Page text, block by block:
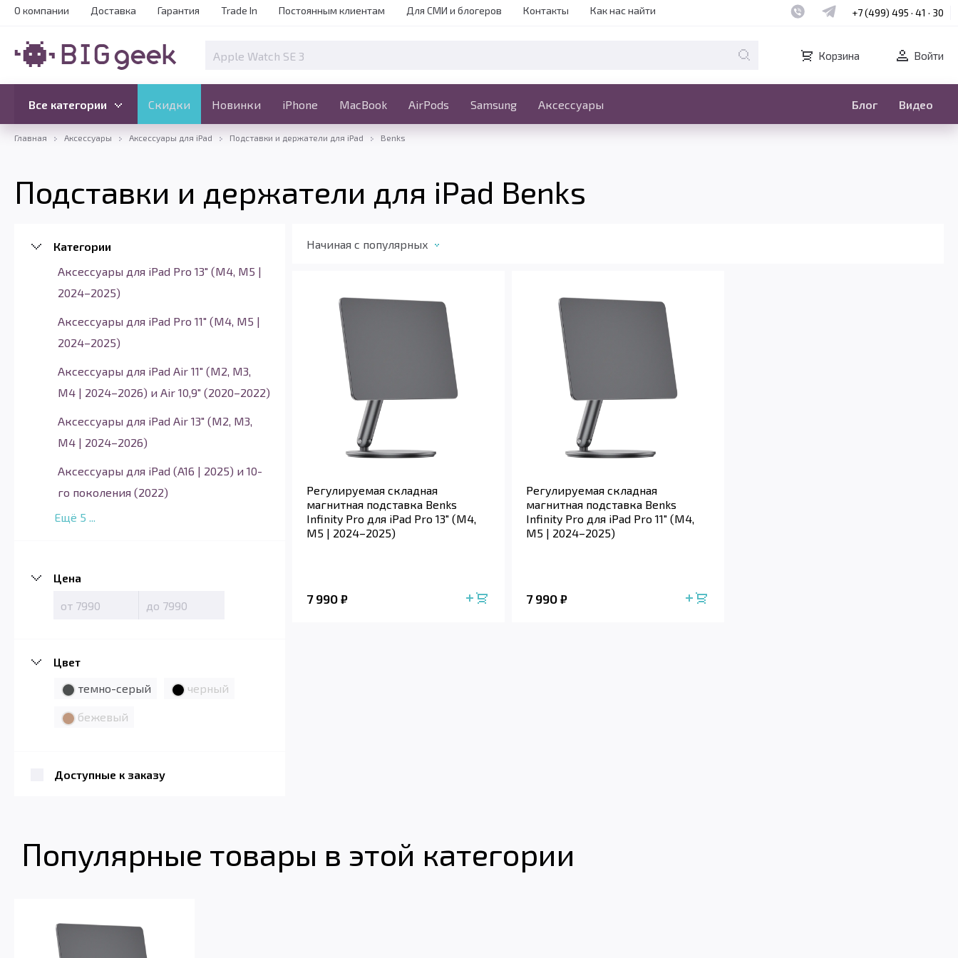
О компании Доставка Гарантия Trade In Постоянным клиентам Для СМИ и блогеров Контакты Как нас найти Наш whatsapp
Наш telegram
+7 (499) 495 · 41 · 30
Корзина Войти
Все категории Скидки Новинки iPhone MacBook AirPods Samsung Аксессуары Блог Видео
Скидки Новинки iPhone MacBook
Все категории Ещё
Главная Аксессуары Аксессуары для iPad Подставки и держатели для iPad Benks
Подставки и держатели для iPad Benks
Категории
Аксессуары для iPad Pro 13" (M4, M5 |
2024–2025)
Аксессуары для iPad Pro 11" (M4, M5 |
2024–2025)
Аксессуары для iPad Air 11" (M2, M3,
M4 | 2024–2026) и Air 10,9" (2020–2022)
Аксессуары для iPad Air 13" (M2, M3,
M4 | 2024–2026)
Аксессуары для iPad (A16 | 2025) и 10-
го поколения (2022)
Ещё 5 ...
Цена
Цвет
темно-серый
черный
бежевый
Доступные к заказу
Начиная c популярных
Регулируемая складная
магнитная подставка Benks
Infinity Pro для iPad Pro 13" (M4,
M5 | 2024–2025)
7 990 ₽
Регулируемая складная
магнитная подставка Benks
Infinity Pro для iPad Pro 11" (M4,
M5 | 2024–2025)
7 990 ₽
Популярные товары в этой категории